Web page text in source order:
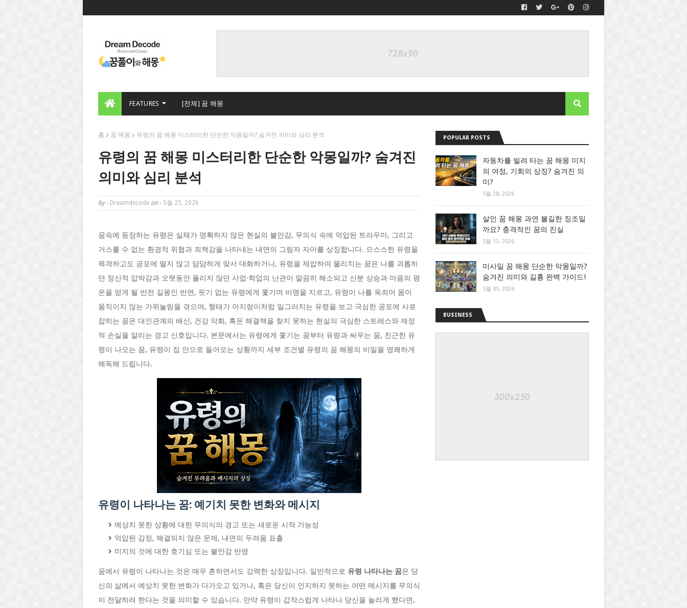
FEATURES [전체] 꿈 해몽
홈 꿈 해몽 유령의 꿈 해몽 미스터리한 단순한 악몽일까? 숨겨진 의미와 심리 분석
유령의 꿈 해몽 미스터리한 단순한 악몽일까? 숨겨진
의미와 심리 분석
by - Dreamdecode on - 5월 25, 2026
꿈속에 등장하는 유령은 실체가 명확하지 않은 현실의 불안감, 무의식 속에 억압된 트라우마, 그리고
거스를 수 없는 환경적 위협과 죄책감을 나타내는 내면의 그림자 자아를 상징합니다. 으스스한 유령을
목격하고도 공포에 떨지 않고 담담하게 맞서 대화하거나, 유령을 제압하여 물리치는 꿈은 나를 괴롭히
던 정신적 압박감과 오랫동안 풀리지 않던 사업·학업의 난관이 말끔히 해소되고 신분 상승과 마음의 평
온을 얻게 될 반전 길몽인 반면, 핏기 없는 유령에게 쫓기며 비명을 지르고, 유령이 나를 옥죄어 몸이
움직이지 않는 가위눌림을 겪으며, 형태가 아지랑이처럼 일그러지는 유령을 보고 극심한 공포에 사로
잡히는 꿈은 대인관계의 배신, 건강 악화, 혹은 해결책을 찾지 못하는 현실의 극심한 스트레스와 재정
적 손실을 알리는 경고 신호입니다. 본문에서는 유령에게 쫓기는 꿈부터 유령과 싸우는 꿈, 친근한 유
령이 나오는 꿈, 유령이 집 안으로 들어오는 상황까지 세부 조건별 유령의 꿈 해몽의 비밀을 명쾌하게
해독해 드립니다.
유령이 나타나는 꿈: 예기치 못한 변화와 메시지
예상치 못한 상황에 대한 무의식의 경고 또는 새로운 시작 가능성
억압된 감정, 해결되지 않은 문제, 내면의 두려움 표출
미지의 것에 대한 호기심 또는 불안감 반영
꿈에서 유령이 나타나는 것은 매우 흔하면서도 강력한 상징입니다. 일반적으로 유령 나타나는 꿈은 당
신의 삶에서 예상치 못한 변화가 다가오고 있거나, 혹은 당신이 인지하지 못하는 어떤 메시지를 무의식
이 전달하려 한다는 것을 의미할 수 있습니다. 만약 유령이 갑작스럽게 나타나 당신을 놀라게 했다면,
POPULAR POSTS
자동차를 빌려 타는 꿈 해몽 미지
의 여정, 기회의 상징? 숨겨진 의
미?
5월 28, 2026
살인 꿈 해몽 과연 불길한 징조일
까요? 충격적인 꿈의 진실
5월 13, 2026
미사일 꿈 해몽 단순한 악몽일까?
숨겨진 의미와 길흉 완벽 가이드!
5월 05, 2026
BUSINESS